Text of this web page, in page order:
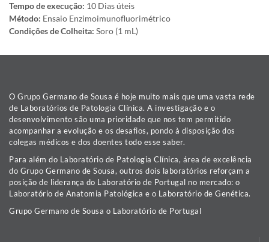
Tempo de execução: 10 Dias úteis
Método: Ensaio Enzimoimunofluorimétrico
Condições de Colheita: Soro (1 mL)
O Grupo Germano de Sousa é hoje muito mais que uma vasta rede
de Laboratórios de Patologia Clínica. A investigação e o
desenvolvimento são uma prioridade que nos tem permitido
acompanhar a evolução e os desafios, pondo à disposição dos
colegas médicos e dos doentes todo esse saber.
Para além do Laboratório de Patologia Clínica, área de excelência
do Grupo Germano de Sousa, outros dois laboratórios reforçam a
posição de liderança do Laboratório de Portugal no mercado: o
Laboratório de Anatomia Patológica e o Laboratório de Genética.
Grupo Germano de Sousa o Laboratório de Portugal